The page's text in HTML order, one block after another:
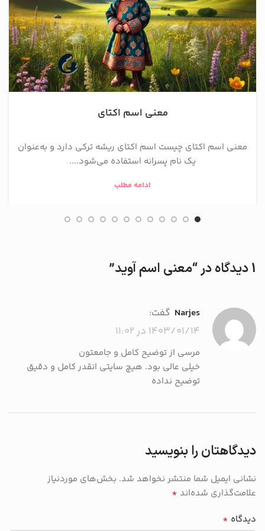
معنی اسم اکتای
معنی اسم اکتای چیست اسم اکتای ریشه ترکی دارد و به‌عنوان
یک نام پسرانه استفاده می‌شود....
ادامه مطلب
1 دیدگاه در “ معنی اسم آوید”
narjes گفت:
۱۴۰۳/۰۱/۱۴ در ۱۱:۰۲
مرسی از توضیح کامل و جامعتون
خیلی عالی بود. هیچ سایتی انقدر کامل و دقیق
توضیح نداده
دیدگاهتان را بنویسید
نشانی ایمیل شما منتشر نخواهد شد. بخش‌های موردنیاز
علامت‌گذاری شده‌اند *
دیدگاه *